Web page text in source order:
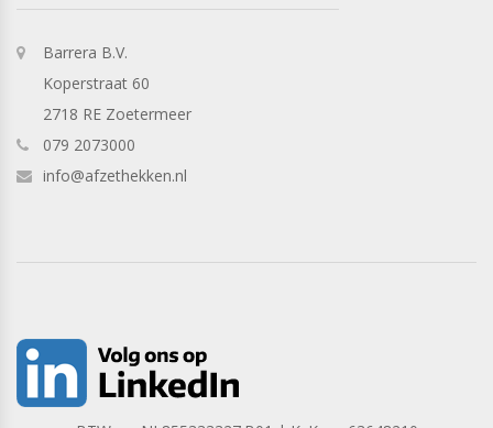
Barrera B.V.
Koperstraat 60
2718 RE Zoetermeer
079 2073000
info@afzethekken.nl